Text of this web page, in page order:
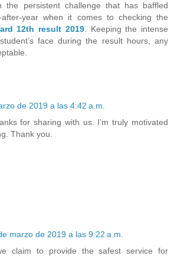
the persistent challenge that has baffled
after-year when it comes to checking the
12th result 2019. Keeping the intense
face during the result hours, any
de 2019 a las 4:42 a.m.
for sharing with us. I’m truly motivated
Thank you.
marzo de 2019 a las 9:22 a.m.
claim to provide the safest service for